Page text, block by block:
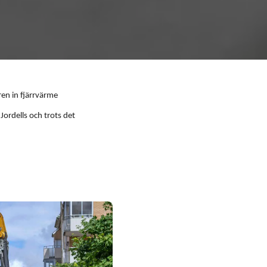
in fjärrvärme
och trots det